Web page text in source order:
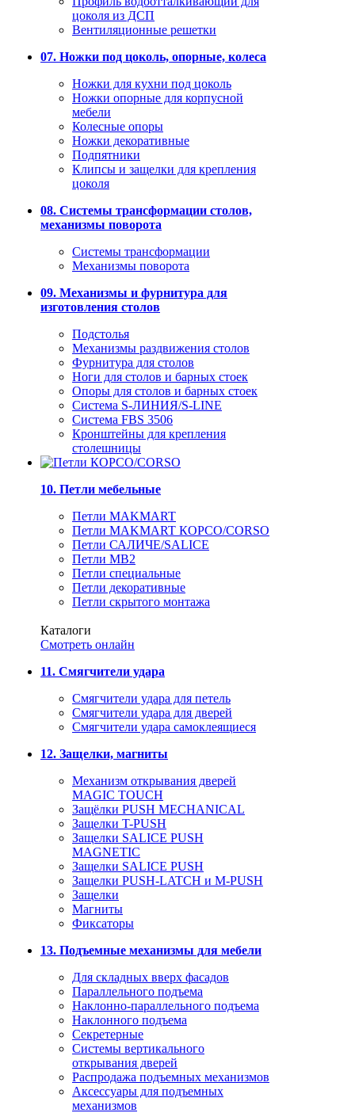
цоколя из ДСП
Вентиляционные решетки
07. Ножки под цоколь, опорные, колеса
Ножки для кухни под цоколь
Ножки опорные для корпусной
мебели
Колесные опоры
Ножки декоративные
Подпятники
Клипсы и защелки для крепления
цоколя
08. Системы трансформации столов,
механизмы поворота
Системы трансформации
Механизмы поворота
09. Механизмы и фурнитура для
изготовления столов
Подстолья
Механизмы раздвижения столов
Фурнитура для столов
Ноги для столов и барных стоек
Опоры для столов и барных стоек
Система S-ЛИНИЯ/S-LINE
Система FBS 3506
Кронштейны для крепления
столешницы
10. Петли мебельные
Петли MAKMART
Петли MAKMART КОРСО/CORSO
Петли САЛИЧЕ/SALICE
Петли MB2
Петли специальные
Петли декоративные
Петли скрытого монтажа
Каталоги
Смотреть онлайн
11. Смягчители удара
Смягчители удара для петель
Смягчители удара для дверей
Cмягчители удара самоклеящиеся
12. Защелки, магниты
Механизм открывания дверей
MAGIC TOUCH
Защёлки PUSH MECHANICAL
Защелки T-PUSH
Защелки SALICE PUSH
MAGNETIC
Защелки SALICE PUSH
Защелки PUSH-LATCH и M-PUSH
Защелки
Магниты
Фиксаторы
13. Подъемные механизмы для мебели
Для складных вверх фасадов
Параллельного подъема
Наклонно-параллельного подъема
Наклонного подъема
Секретерные
Системы вертикального
открывания дверей
Распродажа подъемных механизмов
Аксессуары для подъемных
механизмов